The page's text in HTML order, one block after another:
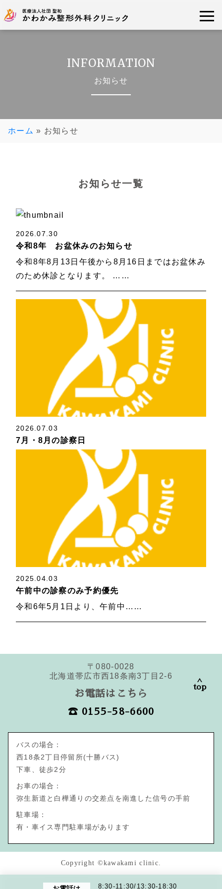
8:30-11:30/13:30-18:30
INFORMATION
お知らせ
ホーム » お知らせ
お知らせ一覧
2026.07.30
令和8年 お盆休みのお知らせ
令和8年8月13日午後から8月16日まではお盆休み
のため休診となります。 ……
2026.07.03
7月・8月の診察日
2025.04.03
午前中の診察のみ予約優先
令和6年5月1日より、午前中……
top
〒080-0028
北海道帯広市西18条南3丁目2-6
お電話はこちら
☎︎ 0155-58-6600
バスの場合：
西18条2丁目停留所(十勝バス)
下車、徒歩2分
お車の場合：
弥生新道と白樺通りの交差点を南進した信号の手前
駐車場：
有・車イス専門駐車場があります
Copyright ©kawakami clinic.